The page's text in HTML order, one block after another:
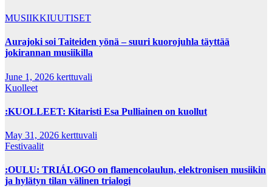
MUSIIKKIUUTISET
Aurajoki soi Taiteiden yönä – suuri kuorojuhla täyttää
jokirannan musiikilla
June 1, 2026 kerttuvali
Kuolleet
:KUOLLEET: Kitaristi Esa Pulliainen on kuollut
May 31, 2026 kerttuvali
Festivaalit
:OULU: TRIÁLOGO on flamencolaulun, elektronisen musiikin
ja hylätyn tilan välinen trialogi